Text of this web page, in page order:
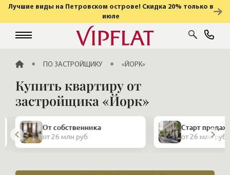
Лучшие виды на Петровском острове! Скидка 20% только в
июле
ГЛАВНАЯПО ЗАСТРОЙЩИКУ «ЙОРК»
Купить квартиру от
застройщика «Йорк»
От собственника
от 26 млн руб
Старт продаж
от 26 млн руб